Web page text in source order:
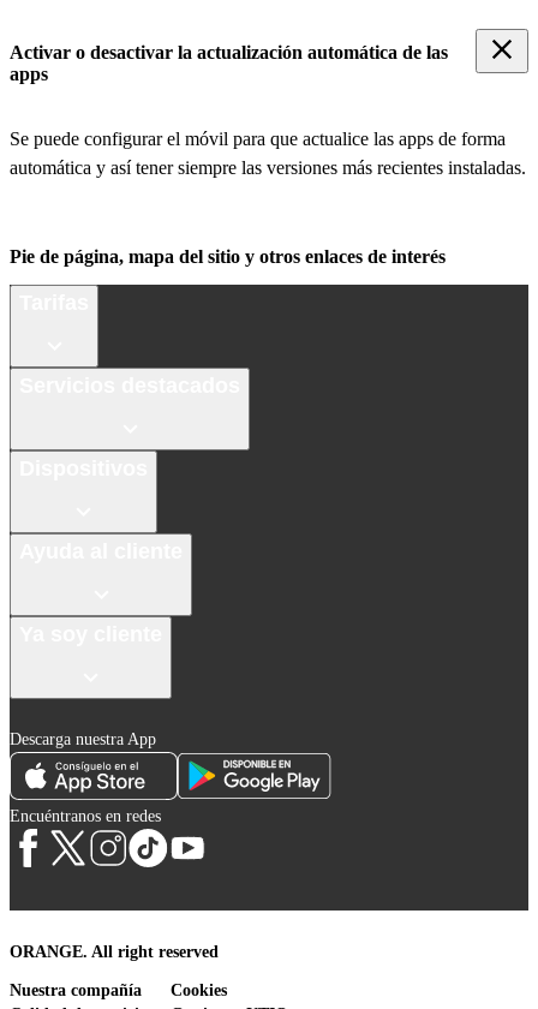
Activar o desactivar la actualización automática de las
apps
Se puede configurar el móvil para que actualice las apps de forma
automática y así tener siempre las versiones más recientes instaladas.
Pie de página, mapa del sitio y otros enlaces de interés
Descarga nuestra App
Encuéntranos en redes
ORANGE. All right reserved
Nuestra compañía
Cookies